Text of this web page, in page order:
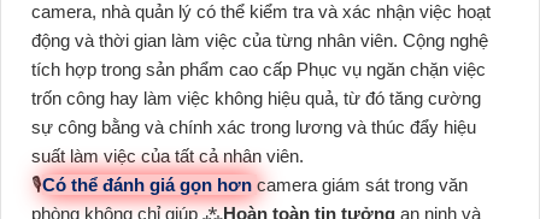
camera, nhà quản lý có thể kiểm tra và xác nhận việc hoạt
động và thời gian làm việc của từng nhân viên. Cộng nghệ
tích hợp trong sản phẩm cao cấp Phục vụ ngăn chặn việc
trốn công hay làm việc không hiệu quả, từ đó tăng cường
sự công bằng và chính xác trong lương và thúc đẩy hiệu
suất làm việc của tất cả nhân viên.
🎙Có thể đánh giá gọn hơn camera giám sát trong văn
phòng không chỉ giúp ⁂Hoàn toàn tin tưởng an ninh và